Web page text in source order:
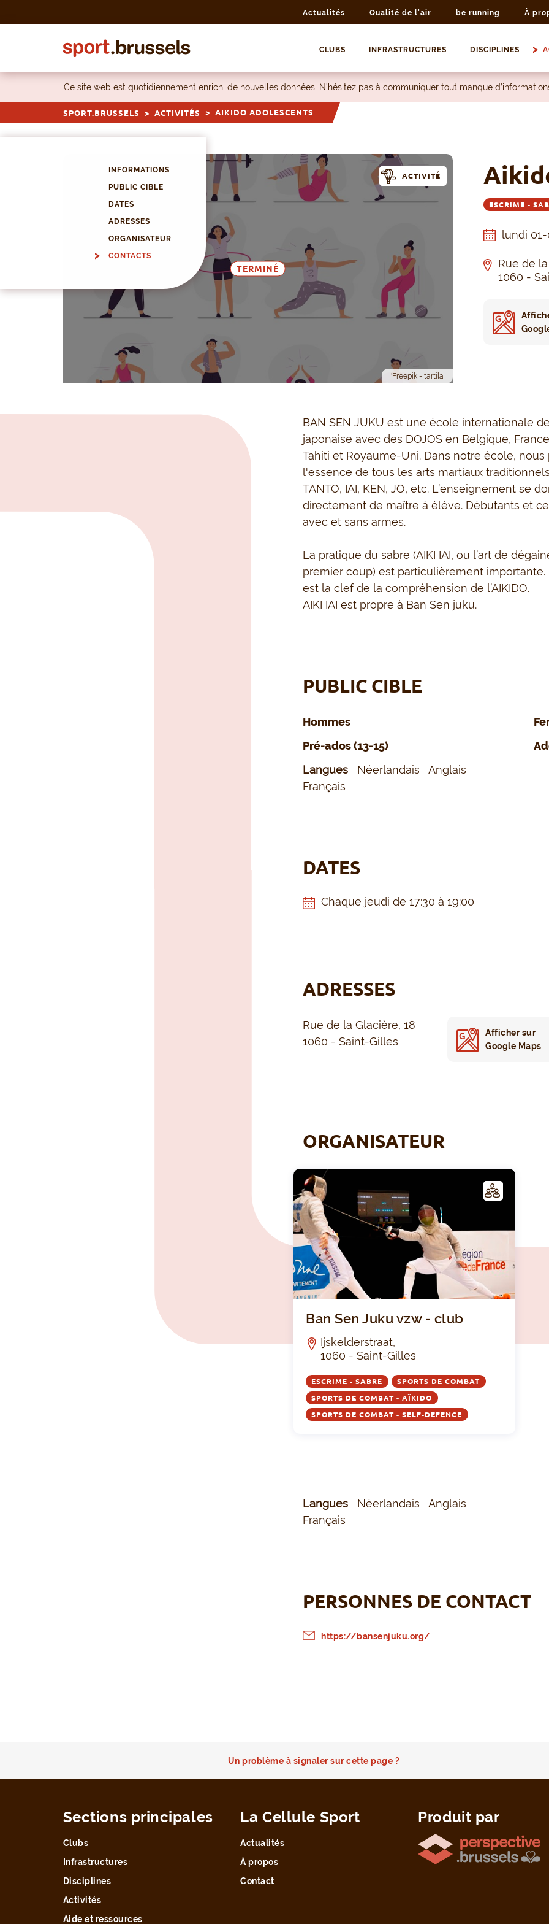
Actualités Qualité de l'air be running À
CLUBS INFRASTRUCTURES DISCIPLINES
Ce site web est quotidiennement enrichi de nouvelles données. N’hésitez pas à communiquer tout manque
SPORT.BRUSSELS ACTIVITÉS AIKIDO ADOLESCENTS
INFORMATIONS
PUBLIC CIBLE
DATES
ADRESSES
ORGANISATEUR
CONTACTS
TERMINÉ
'Freepik - tartila
ACTIVITÉ
ESCRIME -
lundi
Rue de
1060 -
BAN SEN JUKU est une école internationale
japonaise avec des DOJOS en Belgique,
Tahiti et Royaume-Uni. Dans notre école,
l'essence de tous les arts martiaux traditionnels
TANTO, IAI, KEN, JO, etc. L’enseignement se
directement de maître à élève. Débutants et
avec et sans armes.
La pratique du sabre (AIKI IAI, ou l’art de
premier coup) est particulièrement
est la clef de la compréhension de l’AIKIDO.
AIKI IAI est propre à Ban Sen juku.
PUBLIC CIBLE
Hommes
Pré-ados (13-15)
Langues
Néerlandais
Anglais
Français
DATES
Chaque jeudi de 17:30 à 19:00
ADRESSES
Rue de la Glacière, 18
1060 - Saint-Gilles
Afficher sur
Google Maps
ORGANISATEUR
Ban Sen Juku vzw - club
Ijskelderstraat,
1060 - Saint-Gilles
ESCRIME - SABRE SPORTS DE COMBAT
SPORTS DE COMBAT - AÏKIDO
SPORTS DE COMBAT - SELF-DEFENCE
Langues Néerlandais
Anglais
Français
PERSONNES DE CONTACT
https://bansenjuku.org/
Un problème à signaler sur cette page ?
Sections principales
Clubs
Infrastructures
Disciplines
Activités
Aide et ressources
La Cellule Sport
Actualités
À propos
Contact
Produit par